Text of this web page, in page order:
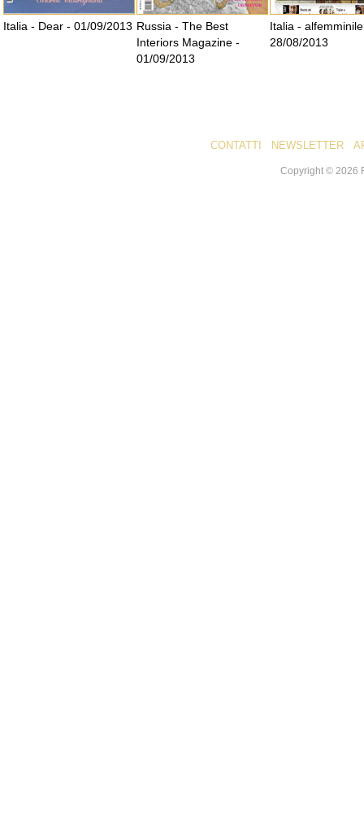
Italia - Dear - 01/09/2013 Russia - The Best
Interiors Magazine -
01/09/2013
Italia -
28/08/2013
CONTATTI NEWSLETTER
Copyright © 2026